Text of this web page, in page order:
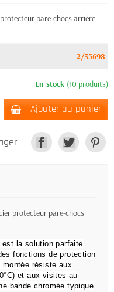
pare-chocs arrière
2/35698
En stock (10 produits)
Ajouter au panier
protecteur pare-chocs
est la solution parfaite
fonctions de protection
montée résiste aux
et aux visites au
bande chromée typique